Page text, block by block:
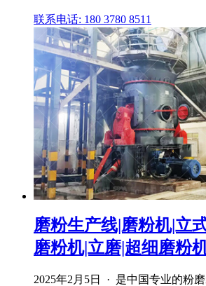
联系电话: 180 3780 8511
磨粉生产线|磨粉机|立
磨粉机|立磨|超细磨粉
2025年2月5日 · 是中国专业的粉